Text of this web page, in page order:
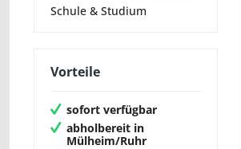
Schule & Studium
Vorteile
sofort verfügbar
abholbereit in
Mülheim/Ruhr